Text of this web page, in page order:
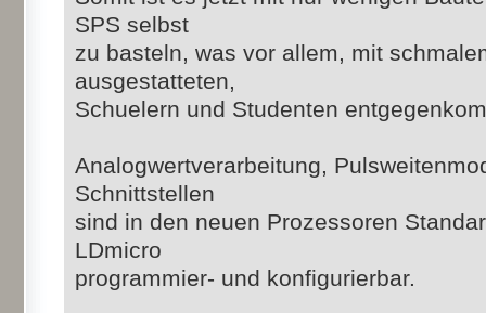
SPS selbst
zu basteln, was vor allem, mit
ausgestatteten,
Schuelern und Studenten
Analogwertverarbeitung,
Schnittstellen
sind in den neuen Prozessoren
LDmicro
programmier- und konfigurierbar.